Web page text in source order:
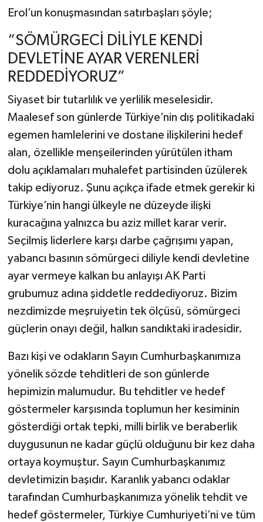
Erol’un konuşmasından satırbaşları şöyle;
“SÖMÜRGECİ DİLİYLE KENDİ
DEVLETİNE AYAR VERENLERİ
REDDEDİYORUZ”
Siyaset bir tutarlılık ve yerlilik meselesidir.
Maalesef son günlerde Türkiye’nin dış politikadaki
egemen hamlelerini ve dostane ilişkilerini hedef
alan, özellikle menşeilerinden yürütülen itham
dolu açıklamaları muhalefet partisinden üzülerek
takip ediyoruz. Şunu açıkça ifade etmek gerekir ki
Türkiye’nin hangi ülkeyle ne düzeyde ilişki
kuracağına yalnızca bu aziz millet karar verir.
Seçilmiş liderlere karşı darbe çağrışımı yapan,
yabancı basının sömürgeci diliyle kendi devletine
ayar vermeye kalkan bu anlayışı AK Parti
grubumuz adına şiddetle reddediyoruz. Bizim
nezdimizde meşruiyetin tek ölçüsü, sömürgeci
güçlerin onayı değil, halkın sandıktaki iradesidir.
Bazı kişi ve odakların Sayın Cumhurbaşkanımıza
yönelik sözde tehditleri de son günlerde
hepimizin malumudur. Bu tehditler ve hedef
göstermeler karşısında toplumun her kesiminin
gösterdiği ortak tepki, milli birlik ve beraberlik
duygusunun ne kadar güçlü olduğunu bir kez daha
ortaya koymuştur. Sayın Cumhurbaşkanımız
devletimizin başıdır. Karanlık yabancı odaklar
tarafından Cumhurbaşkanımıza yönelik tehdit ve
hedef göstermeler, Türkiye Cumhuriyeti’ni ve tüm